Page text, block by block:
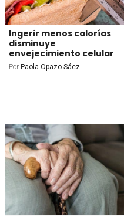
Ingerir menos calorías
disminuye
envejecimiento celular
Por Paola Opazo Sáez